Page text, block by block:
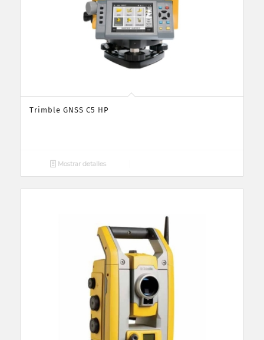
Trimble GNSS C5 HP
Mostrar detalles